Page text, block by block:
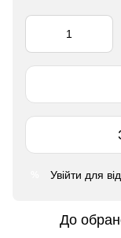
Увійти для
До